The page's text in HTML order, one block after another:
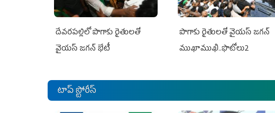
దేవరపల్లిలో పొగాకు రైతులతో
వైయస్ జగన్ భేటీ
పొగాకు రైతుల‌తో వైయ‌స్ జ‌గ‌న్
ముఖాముఖి..ఫొటోలు2
టాప్ స్టోరీస్